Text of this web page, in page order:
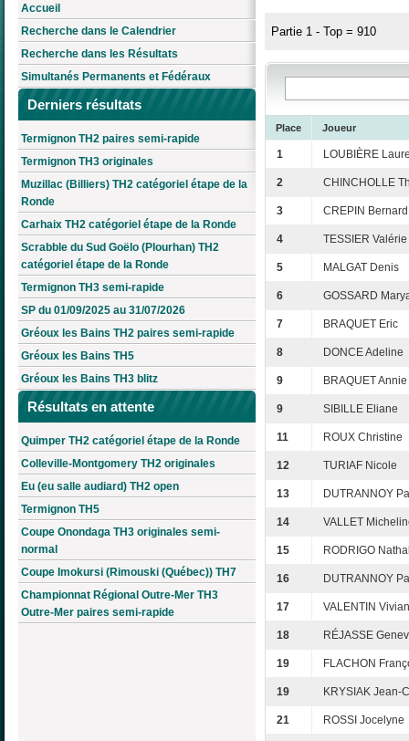
Accueil
Recherche dans le Calendrier
Recherche dans les Résultats
Simultanés Permanents et Fédéraux
Derniers résultats
Termignon TH2 paires semi-rapide
Termignon TH3 originales
Muzillac (Billiers) TH2 catégoriel étape de la
Ronde
Carhaix TH2 catégoriel étape de la Ronde
Scrabble du Sud Goëlo (Plourhan) TH2
catégoriel étape de la Ronde
Termignon TH3 semi-rapide
SP du 01/09/2025 au 31/07/2026
Gréoux les Bains TH2 paires semi-rapide
Gréoux les Bains TH5
Gréoux les Bains TH3 blitz
Résultats en attente
Quimper TH2 catégoriel étape de la Ronde
Colleville-Montgomery TH2 originales
Eu (eu salle audiard) TH2 open
Termignon TH5
Coupe Onondaga TH3 originales semi-
normal
Coupe Imokursi (Rimouski (Québec)) TH7
Championnat Régional Outre-Mer TH3
Outre-Mer paires semi-rapide
Partie 1 - Top = 910
Place Joueur
1 LOUBIÈRE
2 CHINCHOLLE
3 CREPIN Bernard
4 TESSIER Valérie
5 MALGAT Denis
6 GOSSARD
7 BRAQUET Eric
8 DONCE Adeline
9 BRAQUET Annie
9 SIBILLE Eliane
11 ROUX Christine
12 TURIAF Nicole
13 DUTRANNOY
14 VALLET
15 RODRIGO
16 DUTRANNOY
17 VALENTIN
18 RÉJASSE
19 FLACHON
19 KRYSIAK Jean-
21 ROSSI Jocelyne